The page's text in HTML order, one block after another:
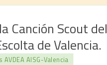
Canción Scout del
de Valencia.
AVDEA AISG-Valencia